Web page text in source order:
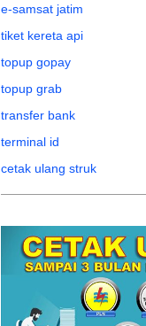
e-samsat jatim
tiket kereta api
topup gopay
topup grab
transfer bank
terminal id
cetak ulang struk